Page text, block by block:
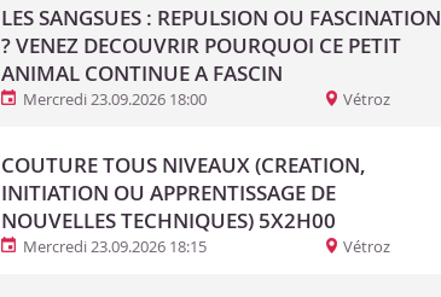
LES SANGSUES : REPULSION OU FASCINATION
? VENEZ DECOUVRIR POURQUOI CE PETIT
ANIMAL CONTINUE A FASCIN
Mercredi 23.09.2026 18:00 Vétroz
COUTURE TOUS NIVEAUX (CREATION,
INITIATION OU APPRENTISSAGE DE
NOUVELLES TECHNIQUES) 5X2H00
Mercredi 23.09.2026 18:15 Vétroz